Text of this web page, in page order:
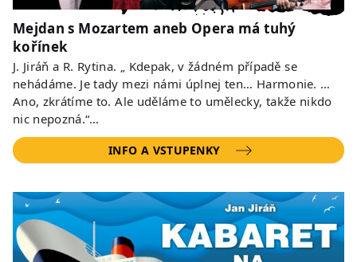
Mejdan s Mozartem aneb Opera má tuhý
kořínek
J. Jiráň a R. Rytina. „ Kdepak, v žádném případě se
nehádáme. Je tady mezi námi úplnej ten… Harmonie. …
Ano, zkrátíme to. Ale uděláme to umělecky, takže nikdo
nic nepozná.“…
INFO A VSTUPENKY